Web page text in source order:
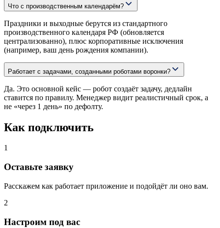
Что с производственным календарём?
Праздники и выходные берутся из стандартного
производственного календаря РФ (обновляется
централизованно), плюс корпоративные исключения
(например, ваш день рождения компании).
Работает с задачами, созданными роботами воронки?
Да. Это основной кейс — робот создаёт задачу, дедлайн
ставится по правилу. Менеджер видит реалистичный срок, а
не «через 1 день» по дефолту.
Как подключить
1
Оставьте заявку
Расскажем как работает приложение и подойдёт ли оно вам.
2
Настроим под вас